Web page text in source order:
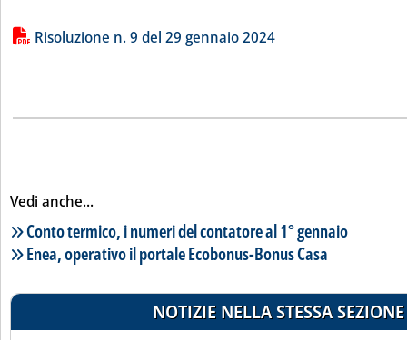
Lista allegati PDF alla notizia
Risoluzione n. 9 del 29 gennaio 2024
Vedi anche...
Lista notizie correlate
Conto termico, i numeri del contatore al 1° gennaio
Enea, operativo il portale Ecobonus-Bonus Casa
NOTIZIE NELLA STESSA SEZIONE